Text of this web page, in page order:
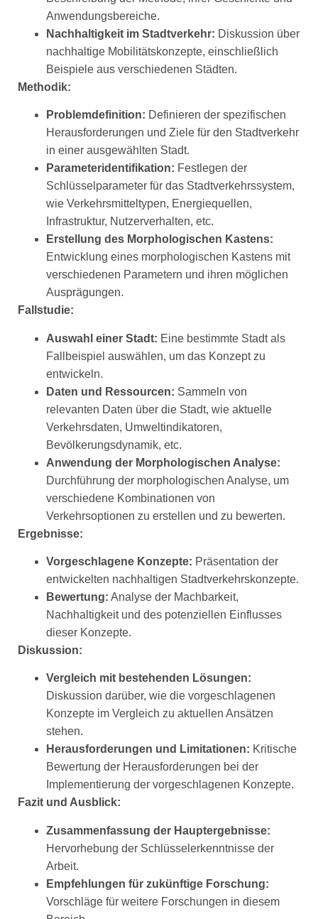
Anwendungsbereiche.
Nachhaltigkeit im Stadtverkehr: Diskussion über
nachhaltige Mobilitätskonzepte, einschließlich
Beispiele aus verschiedenen Städten.
Methodik:
Problemdefinition: Definieren der spezifischen
Herausforderungen und Ziele für den Stadtverkehr
in einer ausgewählten Stadt.
Parameteridentifikation: Festlegen der
Schlüsselparameter für das Stadtverkehrssystem,
wie Verkehrsmitteltypen, Energiequellen,
Infrastruktur, Nutzerverhalten, etc.
Erstellung des Morphologischen Kastens:
Entwicklung eines morphologischen Kastens mit
verschiedenen Parametern und ihren möglichen
Ausprägungen.
Fallstudie:
Auswahl einer Stadt: Eine bestimmte Stadt als
Fallbeispiel auswählen, um das Konzept zu
entwickeln.
Daten und Ressourcen: Sammeln von
relevanten Daten über die Stadt, wie aktuelle
Verkehrsdaten, Umweltindikatoren,
Bevölkerungsdynamik, etc.
Anwendung der Morphologischen Analyse:
Durchführung der morphologischen Analyse, um
verschiedene Kombinationen von
Verkehrsoptionen zu erstellen und zu bewerten.
Ergebnisse:
Vorgeschlagene Konzepte: Präsentation der
entwickelten nachhaltigen Stadtverkehrskonzepte.
Bewertung: Analyse der Machbarkeit,
Nachhaltigkeit und des potenziellen Einflusses
dieser Konzepte.
Diskussion:
Vergleich mit bestehenden Lösungen:
Diskussion darüber, wie die vorgeschlagenen
Konzepte im Vergleich zu aktuellen Ansätzen
stehen.
Herausforderungen und Limitationen: Kritische
Bewertung der Herausforderungen bei der
Implementierung der vorgeschlagenen Konzepte.
Fazit und Ausblick:
Zusammenfassung der Hauptergebnisse:
Hervorhebung der Schlüsselerkenntnisse der
Arbeit.
Empfehlungen für zukünftige Forschung:
Vorschläge für weitere Forschungen in diesem